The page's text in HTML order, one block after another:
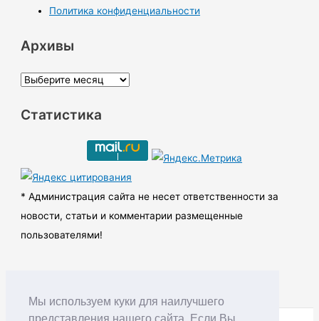
Мы используем куки для наилучшего
Политика конфиденциальности
Архивы
А
х
ы
Статистика
* Администрация сайта не несет ответственности за
новости, статьи и комментарии размещенные
пользователями!